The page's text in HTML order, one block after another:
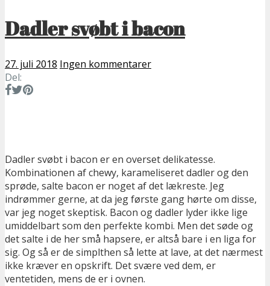
Dadler svøbt i bacon
27. juli 2018 Ingen kommentarer
Del:
Dadler svøbt i bacon er en overset delikatesse.
Kombinationen af chewy, karameliseret dadler og den
sprøde, salte bacon er noget af det lækreste. Jeg
indrømmer gerne, at da jeg første gang hørte om disse,
var jeg noget skeptisk. Bacon og dadler lyder ikke lige
umiddelbart som den perfekte kombi. Men det søde og
det salte i de her små hapsere, er altså bare i en liga for
sig. Og så er de simplthen så lette at lave, at det nærmest
ikke kræver en opskrift. Det svære ved dem, er
ventetiden, mens de er i ovnen.